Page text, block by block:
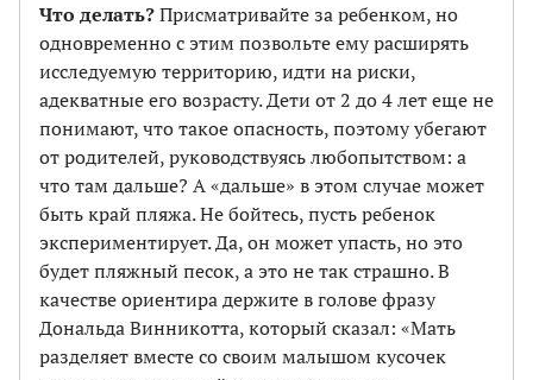
Что делать?Присматривайте за ребенком, но
одновременно с этим позвольте ему расширять
исследуемую территорию, идти на риски,
адекватные его возрасту. Дети от 2 до 4 лет еще не
понимают, что такое опасность, поэтому убегают
от родителей, руководствуясь любопытством: а
что там дальше? А «дальше» в этом случае может
быть край пляжа. Не бойтесь, пусть ребенок
экспериментирует. Да, он может упасть, но это
будет пляжный песок, а это не так страшно. В
качестве ориентира держите в голове фразу
Дональда Винникотта, который сказал: «Мать
разделяет вместе со своим малышом кусочек